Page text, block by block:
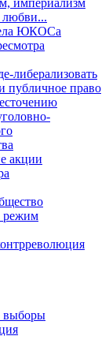
империализм
любви...
ЮКОСа
либерализовать
публичное право
акции
режим
выборы